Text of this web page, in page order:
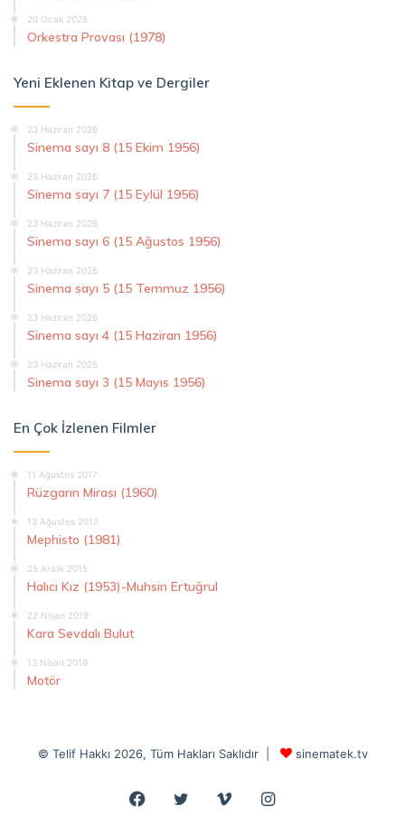
20 Ocak 2026
Orkestra Provası (1978)
Yeni Eklenen Kitap ve Dergiler
23 Haziran 2026
Sinema sayı 8 (15 Ekim 1956)
23 Haziran 2026
Sinema sayı 7 (15 Eylül 1956)
23 Haziran 2026
Sinema sayı 6 (15 Ağustos 1956)
23 Haziran 2026
Sinema sayı 5 (15 Temmuz 1956)
23 Haziran 2026
Sinema sayı 4 (15 Haziran 1956)
23 Haziran 2026
Sinema sayı 3 (15 Mayıs 1956)
En Çok İzlenen Filmler
11 Ağustos 2017
Rüzgarın Mirası (1960)
13 Ağustos 2017
Mephisto (1981)
25 Aralık 2015
Halıcı Kız (1953)-Muhsin Ertuğrul
22 Nisan 2019
Kara Sevdalı Bulut
13 Nisan 2019
Motör
© Telif Hakkı 2026, Tüm Hakları Saklıdır | sinematek.tv
Facebook
Twitter VimeoInstagram